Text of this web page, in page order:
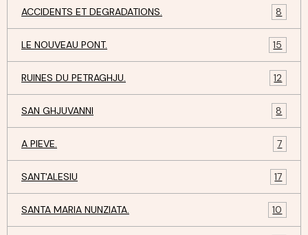
ACCIDENTS ET DEGRADATIONS. 8
LE NOUVEAU PONT. 15
RUINES DU PETRAGHJU. 12
SAN GHJUVANNI 8
A PIEVE. 7
SANT'ALESIU 17
SANTA MARIA NUNZIATA. 10